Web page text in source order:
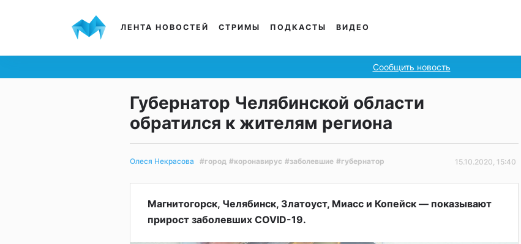
ЛЕНТА НОВОСТЕЙ СТРИМЫ ПОДКАСТЫ ВИДЕО
Сообщить новость
Губернатор Челябинской области
обратился к жителям региона
Олеся Некрасова #город #коронавирус #заболевшие #губернатор 15.10.2020, 15:40
Магнитогорск, Челябинск, Златоуст, Миасс и Копейск — показывают
прирост заболевших COVID-19.